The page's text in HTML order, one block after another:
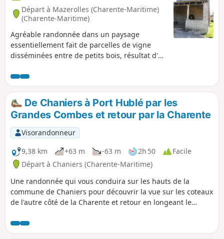
Départ à Mazerolles (Charente-Maritime)
(Charente-Maritime)
Agréable randonnée dans un paysage
essentiellement fait de parcelles de vigne
disséminées entre de petits bois, résultat d'un
découvrir une portion du GR®®360 - GRP®®
de Saintonge. À ces aspects très "nature",
s'ajoutent de beaux exemples du patrimoine
bâti.De Chaniers à Port Hublé par les
Grandes Combes et retour par la Charente
Visorandonneur
9,38 km
+63 m -63 m 2h 50
Facile
Départ à Chaniers (Charente-Maritime)
Une randonnée qui vous conduira sur les hauts de la
commune de Chaniers pour découvrir la vue sur les coteaux
de l'autre côté de la Charente et retour en longeant le